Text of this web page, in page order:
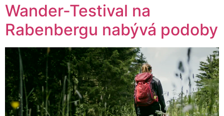
Wander-Testival na
Rabenbergu nabývá podoby